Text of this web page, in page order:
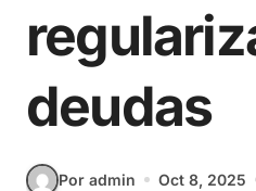
deudas
Por admin Oct 8, 2025